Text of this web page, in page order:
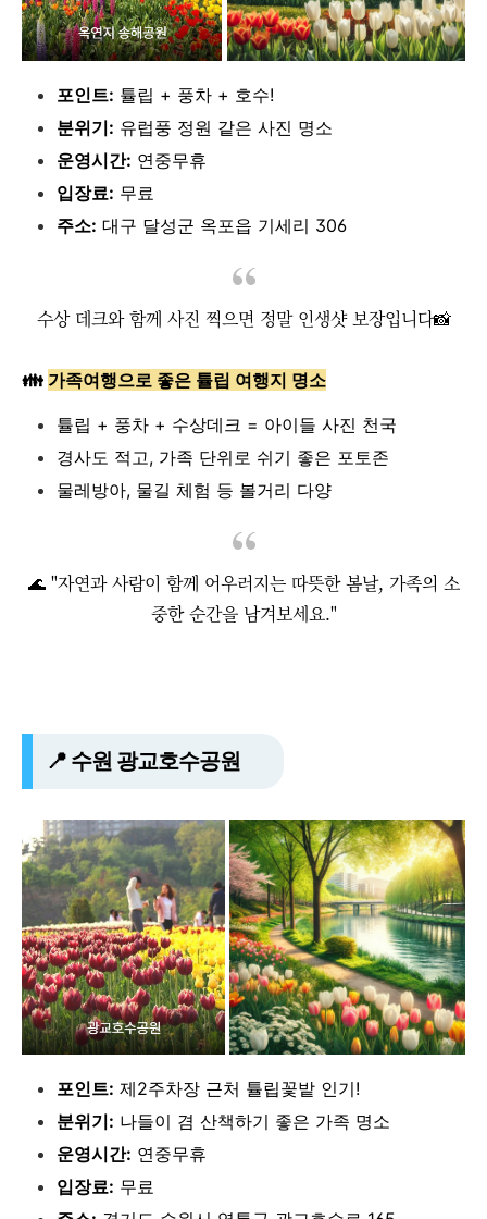
포인트: 튤립 + 풍차 + 호수!
분위기: 유럽풍 정원 같은 사진 명소
운영시간: 연중무휴
입장료: 무료
주소: 대구 달성군 옥포읍 기세리 306
수상 데크와 함께 사진 찍으면 정말 인생샷 보장입니다📸
👪 가족여행으로 좋은 튤립 여행지 명소
튤립 + 풍차 + 수상데크 = 아이들 사진 천국
경사도 적고, 가족 단위로 쉬기 좋은 포토존
물레방아, 물길 체험 등 볼거리 다양
🌊 "자연과 사람이 함께 어우러지는 따뜻한 봄날, 가족의 소
중한 순간을 남겨보세요."
📍 수원 광교호수공원
포인트: 제2주차장 근처 튤립꽃밭 인기!
분위기: 나들이 겸 산책하기 좋은 가족 명소
운영시간: 연중무휴
입장료: 무료